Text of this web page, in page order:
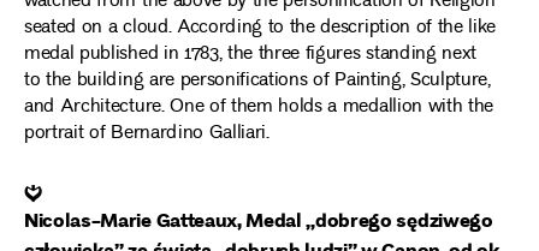
seated on a cloud. According to the description of the like
medal published in 1783, the three figures standing next
to the building are personifications of Painting, Sculpture,
and Architecture. One of them holds a medallion with the
portrait of Bernardino Galliari.
❦
Nicolas-Marie Gatteaux, Medal „dobrego sędziwego